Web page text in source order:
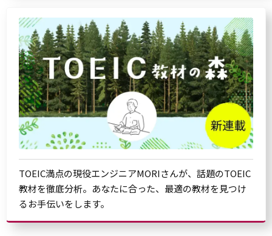
TOEIC満点の現役エンジニアMORIさんが、話題のTOEIC
教材を徹底分析。あなたに合った、最適の教材を見つけ
るお手伝いをします。